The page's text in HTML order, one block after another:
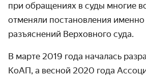
при обращениях в суды многие
отменяли постановления
разъяснений Верховного суда.
В марте 2019 года началась
КоАП, а весной 2020 года